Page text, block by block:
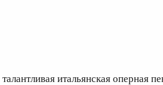
итальянская оперная